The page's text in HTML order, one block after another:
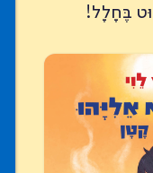
בֶּחָלָל!